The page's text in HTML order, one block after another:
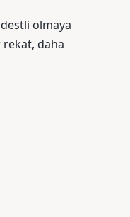
olmaya
rekat, daha